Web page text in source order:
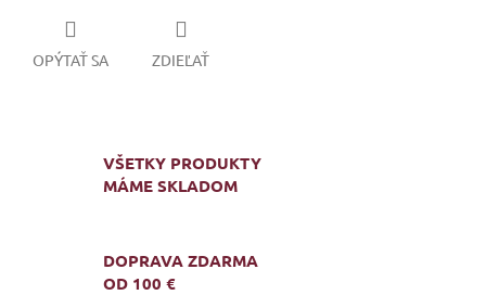
OPÝTAŤ SA ZDIEĽAŤ
VŠETKY PRODUKTY
MÁME SKLADOM
DOPRAVA ZDARMA
OD 100 €